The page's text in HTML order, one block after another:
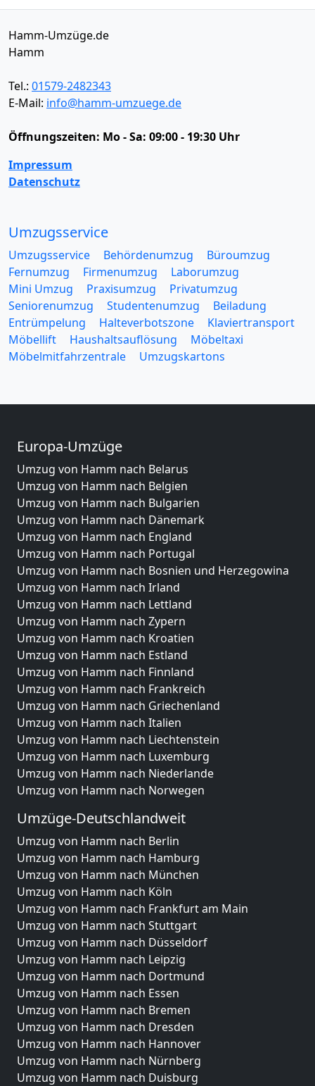
Hamm-Umzüge.de
Hamm
Tel.: 01579-2482343
E-Mail: info@hamm-umzuege.de
Öffnungszeiten: Mo - Sa: 09:00 - 19:30 Uhr
Impressum
Datenschutz
Umzugsservice
Umzugsservice Behördenumzug
Büroumzug
Fernumzug
Firmenumzug
Laborumzug
Mini Umzug
Praxisumzug
Privatumzug
Seniorenumzug
Studentenumzug
Beiladung
Entrümpelung
Halteverbotszone
Klaviertransport
Möbellift
Haushaltsauflösung
Möbeltaxi
Möbelmitfahrzentrale
Umzugskartons
Europa-Umzüge
Umzug von Hamm nach Belarus
Umzug von Hamm nach Belgien
Umzug von Hamm nach Bulgarien
Umzug von Hamm nach Dänemark
Umzug von Hamm nach England
Umzug von Hamm nach Portugal
Umzug von Hamm nach Bosnien und Herzegowina
Umzug von Hamm nach Irland
Umzug von Hamm nach Lettland
Umzug von Hamm nach Zypern
Umzug von Hamm nach Kroatien
Umzug von Hamm nach Estland
Umzug von Hamm nach Finnland
Umzug von Hamm nach Frankreich
Umzug von Hamm nach Griechenland
Umzug von Hamm nach Italien
Umzug von Hamm nach Liechtenstein
Umzug von Hamm nach Luxemburg
Umzug von Hamm nach Niederlande
Umzug von Hamm nach Norwegen
Umzüge-Deutschlandweit
Umzug von Hamm nach Berlin
Umzug von Hamm nach Hamburg
Umzug von Hamm nach München
Umzug von Hamm nach Köln
Umzug von Hamm nach Frankfurt am Main
Umzug von Hamm nach Stuttgart
Umzug von Hamm nach Düsseldorf
Umzug von Hamm nach Leipzig
Umzug von Hamm nach Dortmund
Umzug von Hamm nach Essen
Umzug von Hamm nach Bremen
Umzug von Hamm nach Dresden
Umzug von Hamm nach Hannover
Umzug von Hamm nach Nürnberg
Umzug von Hamm nach Duisburg